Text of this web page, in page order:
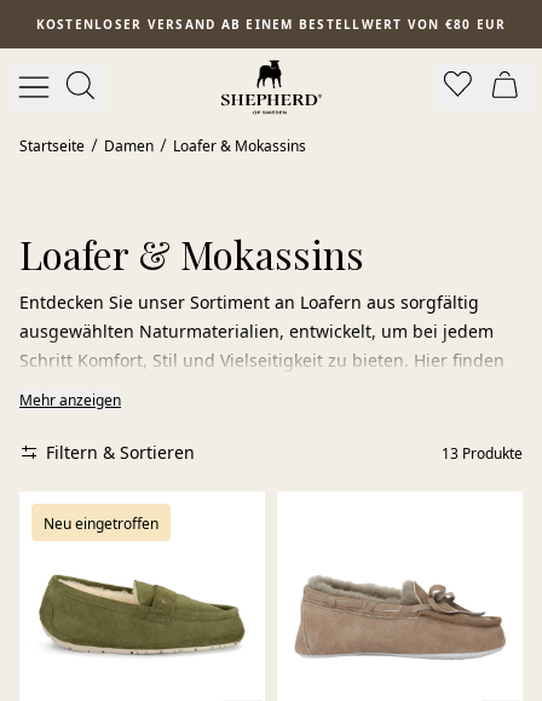
Zum Hauptinhalt springen
KOSTENLOSER VERSAND AB EINEM BESTELLWERT VON €80 EUR
Startseite Damen Loafer & Mokassins
Loafer & Mokassins
Entdecken Sie unser Sortiment an Loafern aus sorgfältig
ausgewählten Naturmaterialien, entwickelt, um bei jedem
Schritt Komfort, Stil und Vielseitigkeit zu bieten. Hier finden
Sie Modelle für jede Gelegenheit – von eleganten
die ein entspanntes und zugleich zeitloses Tragegefühl
Veloursleder-Loafer verleihen einen anspruchsvollen und
auch zu einem lässigen Alltagsstil passt. Lammfell-Loafer
bieten weiche Wärme und Komfort – perfekt für ruhige
Momente zu Hause oder kurze Erledigungen, wenn Sie das
Mehr anzeigen
Filtern & Sortieren 13 Produkte
Neu eingetroffen